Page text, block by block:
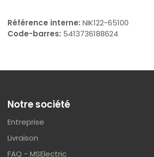
Référence interne: NIK122-65100
Code-barres: 5413736188624
Notre société
Entreprise
Livraison
FAQ - MSElectric